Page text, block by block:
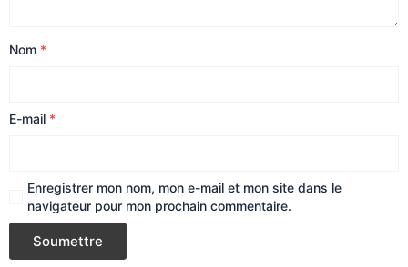
Nom *
E-mail *
Enregistrer mon nom, mon e-mail et mon site dans le
navigateur pour mon prochain commentaire.